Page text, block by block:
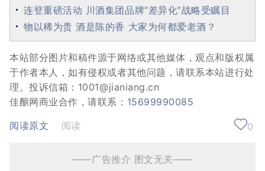
连登重磅活动 川酒集团品牌“差异化”战略受瞩目
物以稀为贵 酒是陈的香 大家为何都爱老酒？
本站部分图片和稿件源于网络或其他媒体，观点和版权属
于作者本人，如有侵权或者其他问题，请联系本站进行处
理。投诉信箱：1001@jianiang.cn
佳酿网商业合作，请联系： 15699990085
阅读原文
阅读 0
——广告推介 图文无关——